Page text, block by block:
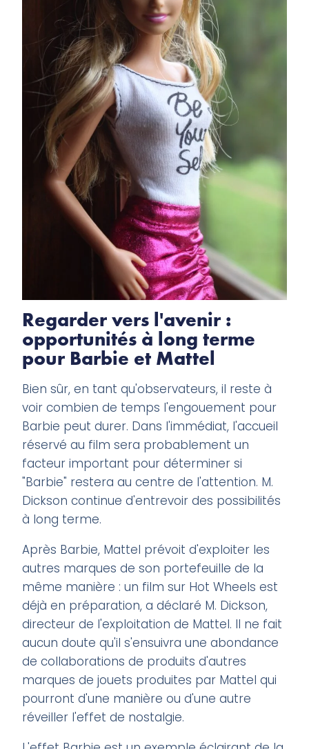
Regarder vers l'avenir :
opportunités à long terme
pour Barbie et Mattel
Bien sûr, en tant qu'observateurs, il reste à
voir combien de temps l'engouement pour
Barbie peut durer. Dans l'immédiat, l'accueil
réservé au film sera probablement un
facteur important pour déterminer si
"Barbie" restera au centre de l'attention. M.
Dickson continue d'entrevoir des possibilités
à long terme.
Après Barbie, Mattel prévoit d'exploiter les
autres marques de son portefeuille de la
même manière : un film sur Hot Wheels est
déjà en préparation, a déclaré M. Dickson,
directeur de l'exploitation de Mattel. Il ne fait
aucun doute qu'il s'ensuivra une abondance
de collaborations de produits d'autres
marques de jouets produites par Mattel qui
pourront d'une manière ou d'une autre
réveiller l'effet de nostalgie.